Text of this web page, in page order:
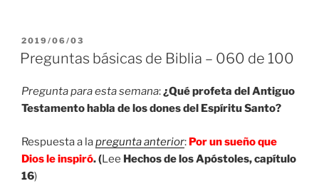
PUBLICADO
EL
2019/06/03
Preguntas básicas de Biblia – 060 de 100
Pregunta para esta semana:¿Qué profeta del Antiguo
Testamento habla de los dones del Espíritu Santo?
Respuesta a lapregunta anterior: Por un sueño que
Dios le inspiró. (Lee Hechos de los Apóstoles, capítulo
16)